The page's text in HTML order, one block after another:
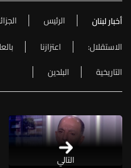
أخبار لبنان الرئيس
الاستقلال:
اعتزازنا
التاريخية
البلدين
التالي